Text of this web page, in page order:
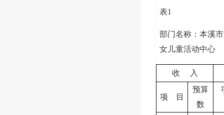
表1
部门名称：本溪
女儿童活动中心
收 入
项 目
预算
数